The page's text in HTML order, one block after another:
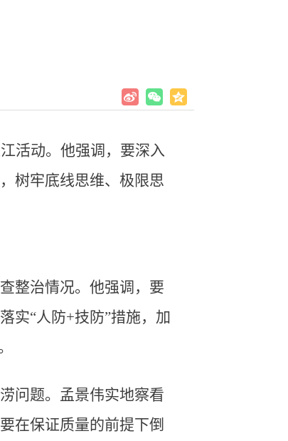
活动。他强调，要深入
树牢底线思维、极限思
整治情况。他强调，要
实“人防+技防”措施，加
问题。孟景伟实地察看
在保证质量的前提下倒